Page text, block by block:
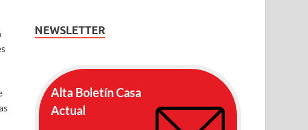
NEWSLETTER
Alta Boletín Casa
Actual